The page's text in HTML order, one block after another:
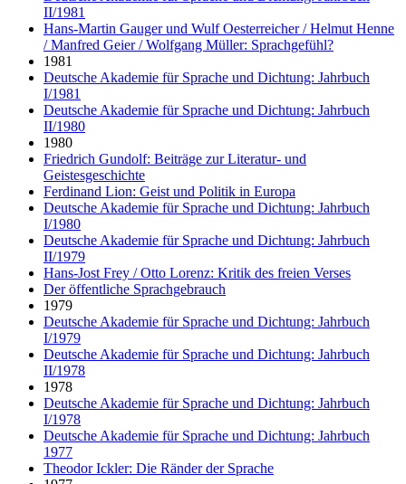
II/1981
Hans-Martin Gauger und Wulf Oesterreicher / Helmut Henne
/ Manfred Geier / Wolfgang Müller: Sprachgefühl?
1981
Deutsche Akademie für Sprache und Dichtung: Jahrbuch
I/1981
Deutsche Akademie für Sprache und Dichtung: Jahrbuch
II/1980
1980
Friedrich Gundolf: Beiträge zur Literatur- und
Geistesgeschichte
Ferdinand Lion: Geist und Politik in Europa
Deutsche Akademie für Sprache und Dichtung: Jahrbuch
I/1980
Deutsche Akademie für Sprache und Dichtung: Jahrbuch
II/1979
Hans-Jost Frey / Otto Lorenz: Kritik des freien Verses
Der öffentliche Sprachgebrauch
1979
Deutsche Akademie für Sprache und Dichtung: Jahrbuch
I/1979
Deutsche Akademie für Sprache und Dichtung: Jahrbuch
II/1978
1978
Deutsche Akademie für Sprache und Dichtung: Jahrbuch
I/1978
Deutsche Akademie für Sprache und Dichtung: Jahrbuch
1977
Theodor Ickler: Die Ränder der Sprache